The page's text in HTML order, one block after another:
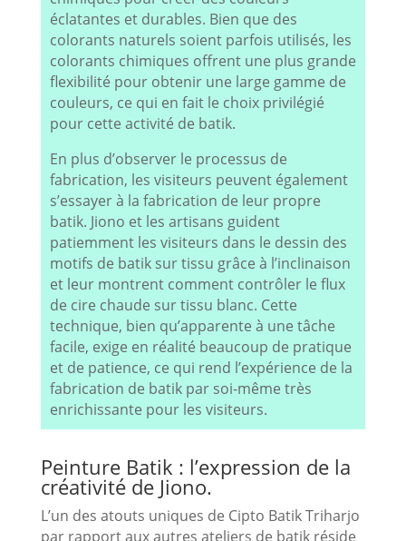
éclatantes et durables. Bien que des
colorants naturels soient parfois utilisés, les
colorants chimiques offrent une plus grande
flexibilité pour obtenir une large gamme de
couleurs, ce qui en fait le choix privilégié
pour cette activité de batik.
En plus d’observer le processus de
fabrication, les visiteurs peuvent également
s’essayer à la fabrication de leur propre
batik. Jiono et les artisans guident
patiemment les visiteurs dans le dessin des
motifs de batik sur tissu grâce à l’inclinaison
et leur montrent comment contrôler le flux
de cire chaude sur tissu blanc. Cette
technique, bien qu’apparente à une tâche
facile, exige en réalité beaucoup de pratique
et de patience, ce qui rend l’expérience de la
fabrication de batik par soi-même très
enrichissante pour les visiteurs.
Peinture Batik : l’expression de la
créativité de Jiono.
L’un des atouts uniques de Cipto Batik Triharjo
par rapport aux autres ateliers de batik réside